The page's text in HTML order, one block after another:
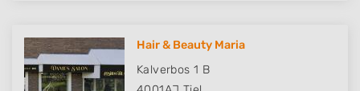
Hair & Beauty Maria
Kalverbos 1 B